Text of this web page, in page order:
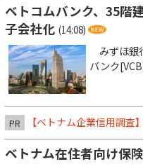
ベトコムバンク、35階
子会社化 (14:08)
みずほ銀
バンク
PR 【ベトナム企業信用調
ベトナム在住者向け保